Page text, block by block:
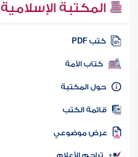
المكتبة الإسلامية
كتب PDF
كتاب الأمة
المكتبة
الكتب